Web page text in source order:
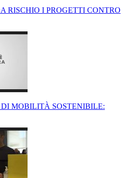
RISCHIO I PROGETTI CONTRO
MOBILITÀ SOSTENIBILE: